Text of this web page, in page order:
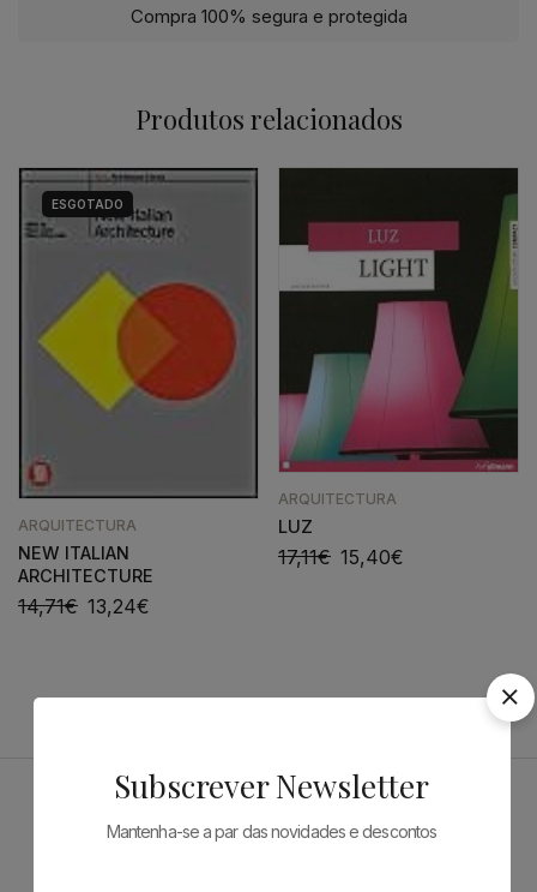
Compra 100% segura e protegida
Produtos relacionados
ESGOTADO
ARQUITECTURA
NEW ITALIAN
ARCHITECTURE
14,71€ 13,24€
ARQUITECTURA
LUZ
17,11€ 15,40€
Patrocinadores
Subscrever Newsletter
Mantenha-se a par das novidades e descontos